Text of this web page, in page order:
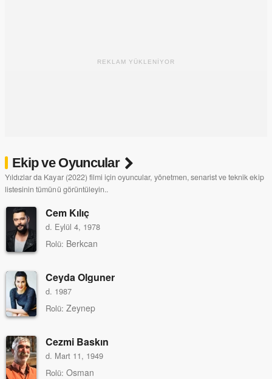
REKLAM YÜKLENİYOR
Ekip ve Oyuncular
Yıldızlar da Kayar (2022) filmi için oyuncular, yönetmen, senarist ve teknik ekip
listesinin tümünü görüntüleyin..
Cem Kılıç
d. Eylül 4, 1978
Rolü: Berkcan
Ceyda Olguner
d. 1987
Rolü: Zeynep
Cezmi Baskın
d. Mart 11, 1949
Rolü: Osman